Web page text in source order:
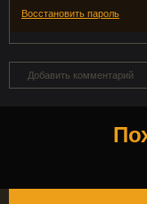
Восстановить пароль
Добавить комментарий